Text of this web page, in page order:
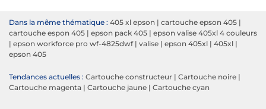
Dans la même thématique : 405 xl epson | cartouche epson 405 |
cartouche espon 405 | epson pack 405 | epson valise 405xl 4 couleurs
| epson workforce pro wf-4825dwf| valise | epson 405xl | 405xl |
epson 405
Tendances actuelles : Cartouche constructeur | Cartouche noire |
Cartouche magenta | Cartouche jaune | Cartouche cyan